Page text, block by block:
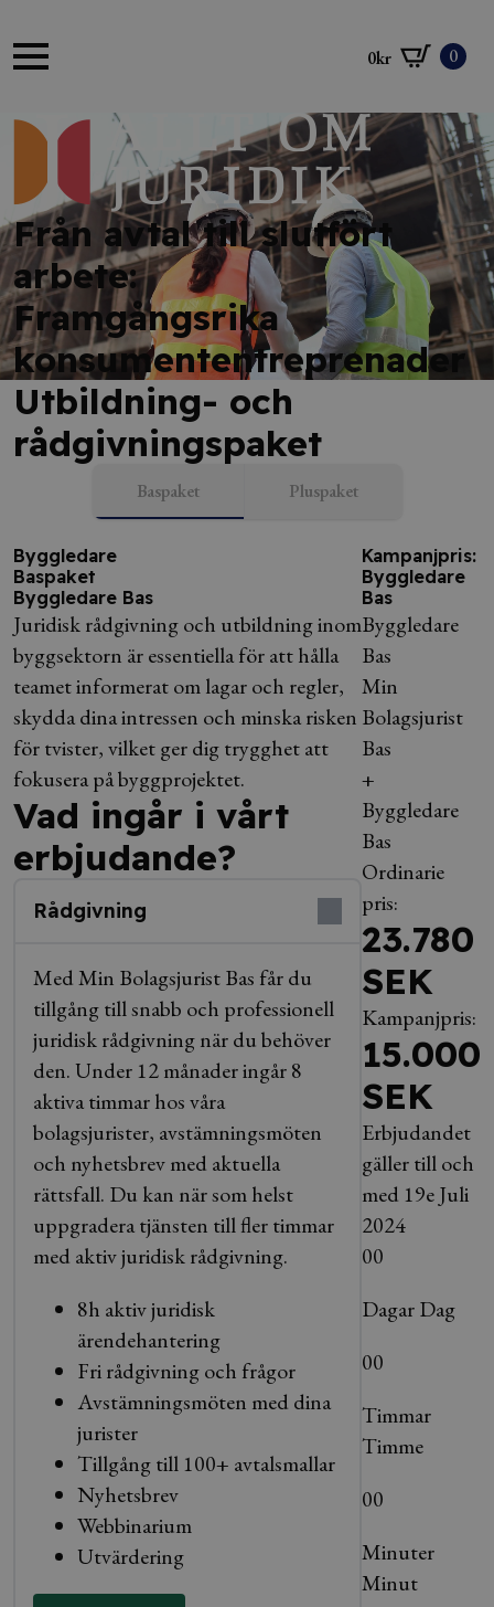
0kr 0
Från avtal till slutfört
arbete:
Framgångsrika
konsumententreprenader
Utbildning- och
rådgivningspaket
Baspaket Pluspaket
Byggledare
Baspaket
Byggledare Bas
Juridisk rådgivning och utbildning inom
byggsektorn är essentiella för att hålla
teamet informerat om lagar och regler,
skydda dina intressen och minska risken
för tvister, vilket ger dig trygghet att
fokusera på byggprojektet.
Vad ingår i vårt
erbjudande?
Rådgivning
Med Min Bolagsjurist Bas får du
tillgång till snabb och professionell
juridisk rådgivning när du behöver
den. Under 12 månader ingår 8
aktiva timmar hos våra
bolagsjurister, avstämningsmöten
och nyhetsbrev med aktuella
rättsfall. Du kan när som helst
uppgradera tjänsten till fler timmar
med aktiv juridisk rådgivning.
8h aktiv juridisk
ärendehantering
Fri rådgivning och frågor
Avstämningsmöten med dina
jurister
Tillgång till 100+ avtalsmallar
Nyhetsbrev
Webbinarium
Utvärdering
Kampanjpris:
Byggledare
Bas
Byggledare
Bas
Min
Bolagsjurist
Bas
+
Byggledare
Bas
Ordinarie
pris:
23.780
SEK
Kampanjpris:
15.000
SEK
Erbjudandet
gäller till och
med 19e Juli
2024
00
DagarDag
00
Timmar
Timme
00
Minuter
Minut